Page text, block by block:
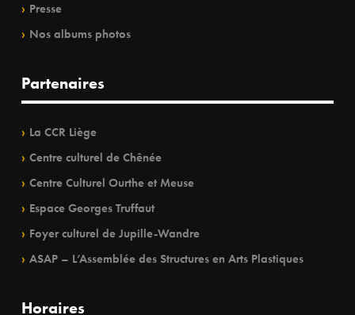
Presse
Nos albums photos
Partenaires
La CCR Liège
Centre culturel de Chênée
Centre Culturel Ourthe et Meuse
Espace Georges Truffaut
Foyer culturel de Jupille-Wandre
ASAP – L’Assemblée des Structures en Arts Plastiques
Horaires